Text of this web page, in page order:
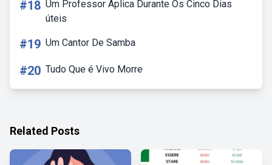
#18 Um Professor Aplica Durante Os Cinco Dias
úteis
#19 Um Cantor De Samba
#20 Tudo Que é Vivo Morre
Related Posts